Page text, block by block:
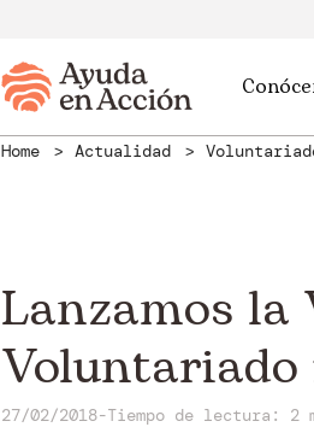
Home Actualidad
Lanzamos la
27/02/2018-Tiempo de lectura: 2